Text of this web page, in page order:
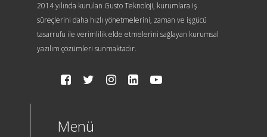
2014 yılında kurulan Gusto Teknoloji, kurumlara iş
süreçlerini daha hızlı yönetmelerini, zaman ve işgücü
tasarrufu ile verimlilik elde etmelerini sağlayan kurumsal
yazılım çözümleri sunmaktadır.
Menü